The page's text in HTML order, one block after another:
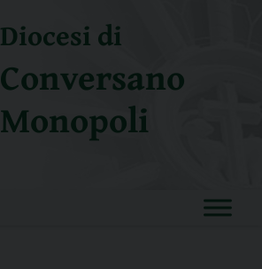
Diocesi di
Conversano
Monopoli